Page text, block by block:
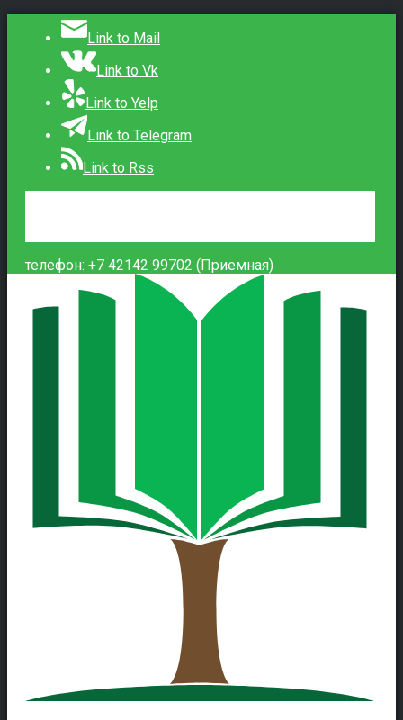
Link to Mail
Link to Vk
Link to Yelp
Link to Telegram
Link to Rss
телефон: +7 42142 99702 (Приемная)